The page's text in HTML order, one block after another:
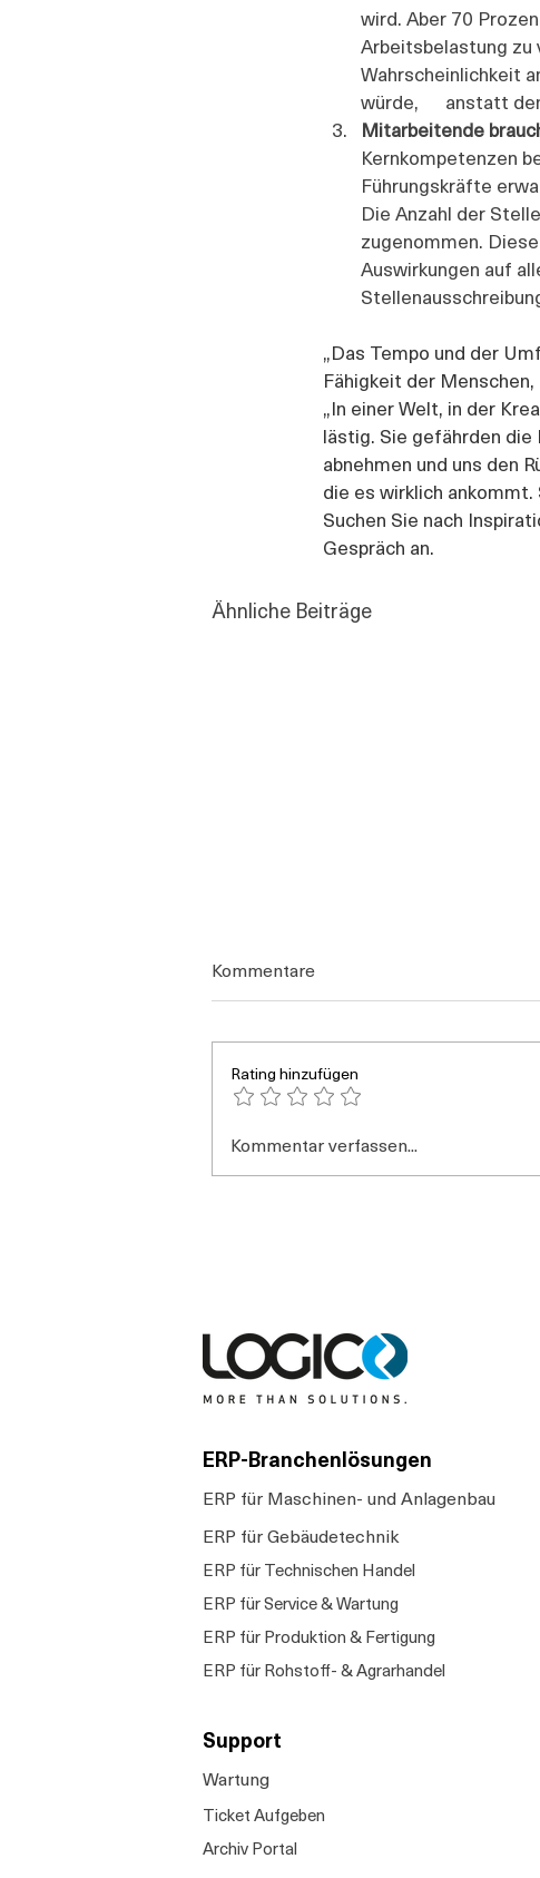
wird. Aber 70
Arbeitsbelastung zu
Wahrscheinlichkeit
würde,      anstatt
Mitarbeitende
Kernkompetenzen
Führungskräfte
Die Anzahl der
zugenommen.
Auswirkungen auf
„Das Tempo und der
Fähigkeit der
„In einer Welt, in der
lästig. Sie gefährden
abnehmen und uns den
die es wirklich
Suchen Sie nach
Gespräch an.
Ähnliche Beiträge
Wartungsverträge digital
verwalten: So werden
Kommentare
Rating hinzufügen
Kommentar verfassen...
ERP-Branchenlösungen
ERP für Maschinen- und Anlagenbau
ERP für Gebäudetechnik
ERP für Technischen Handel
ERP für Service & Wartung
ERP für Produktion & Fertigung
ERP für Rohstoff- & Agrarhandel
Support
Wartung
Ticket Aufgeben
Archiv Portal